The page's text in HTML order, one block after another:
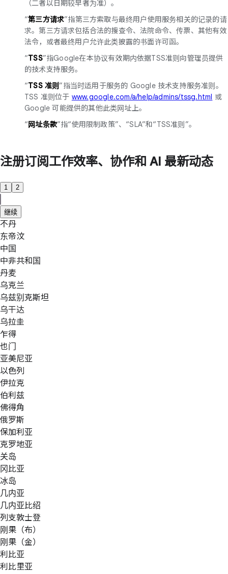
（二者以日期较早者为准）。
“第三方请求”指第三方索取与最终用户使用服务相关的记录的请
求。第三方请求包括合法的搜查令、法院命令、传票、其他有效
法令，或者最终用户允许此类披露的书面许可函。
“TSS”指Google在本协议有效期内依据TSS准则向管理员提供
的技术支持服务。
“TSS 准则 ”指当时适用于服务的 Google 技术支持服务准则。
TSS 准则位于 www.google.com/a/help/admins/tssg.html 或
Google 可能提供的其他此类网址上。
“网址条款”指“使用限制政策”、“SLA”和“TSS准则”。
注册订阅工作效率、协作和 AI 最新动态
1 2
继续
不丹
东帝汶
中国
中非共和国
丹麦
乌克兰
乌兹别克斯坦
乌干达
乌拉圭
乍得
也门
亚美尼亚
以色列
伊拉克
伯利兹
佛得角
俄罗斯
保加利亚
克罗地亚
关岛
冈比亚
冰岛
几内亚
几内亚比绍
列支敦士登
刚果（布）
刚果（金）
利比亚
利比里亚